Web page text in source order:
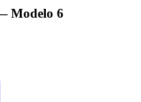
Modelo 6